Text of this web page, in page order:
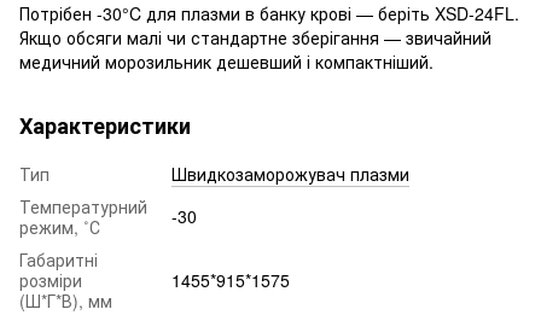
Потрібен -30°C для плазми в банку крові — беріть XSD-24FL.
Якщо обсяги малі чи стандартне зберігання — звичайний
медичний морозильник дешевший і компактніший.
Характеристики
Тип
Швидкозаморожувач плазми
Температурний
режим, ˚С
-30
Габаритні
розміри
(Ш*Г*В), мм
1455*915*1575